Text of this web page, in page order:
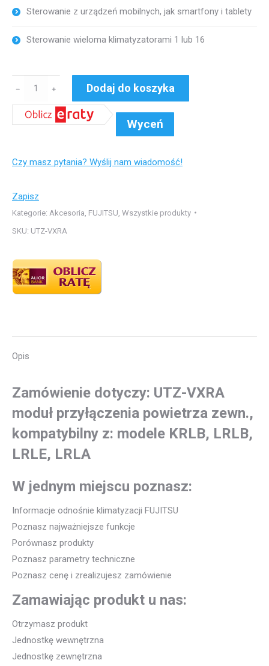
Sterowanie z urządzeń mobilnych, jak smartfony i tablety
Sterowanie wieloma klimatyzatorami 1 lub 16
VXRA
powietrza
kompatybilny
z:
modele
LRLB,
LRLE,
LRLA
﹣ ﹢ Dodaj do koszyka
Wyceń
Czy masz pytania? Wyślij nam wiadomość!
Zapisz
Kategorie: Akcesoria FUJITSU Wszystkie produkty
SKU: UTZ-VXRA
Opis
Zamówienie dotyczy: UTZ-VXRA
moduł przyłączenia powietrza zewn.,
kompatybilny z: modele KRLB, LRLB,
LRLE, LRLA
W jednym miejscu poznasz:
Informacje odnośnie klimatyzacji FUJITSU
Poznasz najważniejsze funkcje
Porównasz produkty
Poznasz parametry techniczne
Poznasz cenę i zrealizujesz zamówienie
Zamawiając produkt u nas:
Otrzymasz produkt
Jednostkę wewnętrzna
Jednostkę zewnętrzna